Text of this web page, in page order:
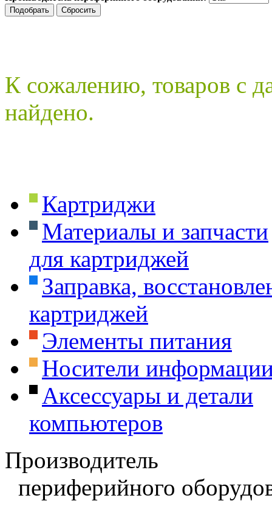
К сожалению, товаров с
найдено.
Картриджи
Материалы и запчасти
для картриджей
Заправка,
картриджей
Элементы питания
Носители
Аксессуары и детали
компьютеров
Производитель
периферийного